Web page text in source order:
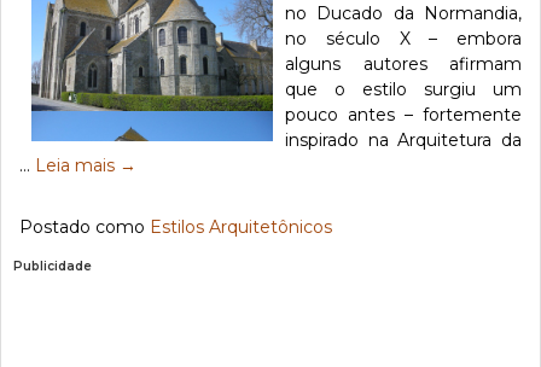
no Ducado da Normandia,
no século X – embora
alguns autores afirmam
que o estilo surgiu um
pouco antes – fortemente
inspirado na Arquitetura da
… Leia mais →
Postado como Estilos Arquitetônicos
Publicidade